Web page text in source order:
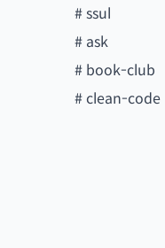
#ssul
# ask
# book-club
#clean-code